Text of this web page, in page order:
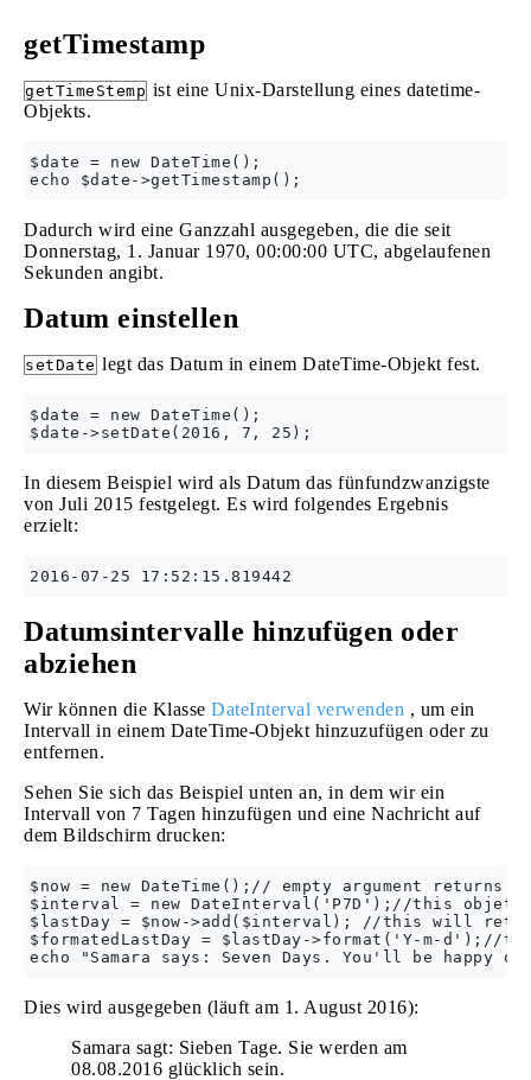
getTimestamp
getTimeStemp ist eine Unix-Darstellung eines datetime-
Objekts.
$date = new DateTime();
Dadurch wird eine Ganzzahl ausgegeben, die die seit
Donnerstag, 1. Januar 1970, 00:00:00 UTC, abgelaufenen
Sekunden angibt.
Datum einstellen
setDate legt das Datum in einem DateTime-Objekt fest.
$date = new DateTime();
In diesem Beispiel wird als Datum das fünfundzwanzigste
von Juli 2015 festgelegt. Es wird folgendes Ergebnis
erzielt:
Datumsintervalle hinzufügen oder
abziehen
Wir können die Klasse DateInterval verwenden , um ein
Intervall in einem DateTime-Objekt hinzuzufügen oder zu
entfernen.
Sehen Sie sich das Beispiel unten an, in dem wir ein
Intervall von 7 Tagen hinzufügen und eine Nachricht auf
dem Bildschirm drucken:
$now = new DateTime();// empty argument returns
$interval = new DateInterval('P7D');//this objet
$lastDay = $now->add($interval); //this will
$formatedLastDay = $lastDay->format('Y-m-d');//
Dies wird ausgegeben (läuft am 1. August 2016):
Samara sagt: Sieben Tage. Sie werden am
08.08.2016 glücklich sein.